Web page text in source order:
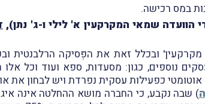
במס רכישה.
הוועדה שמאי המקרקעין א' לילי ו-ג' נתן),
ובכלל זאת את הפְּסיקה הרלבנטית
נוספים, כגון: מסעדות, ספא ועוד וכל אלו
כפעילות עסקית נפרדת ויש לבחון את
) שבה נקבע, כי החברה מושא ההחלטה אינה